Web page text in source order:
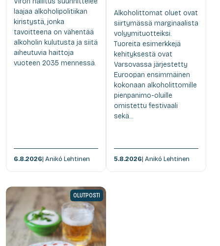
laajaa alkoholipolitiikan
kiristystä, jonka
tavoitteena on vähentää
alkoholin kulutusta ja siitä
aiheutuvia haittoja
vuoteen 2035 mennessä.
6.8.2026| Anikó Lehtinen
Alkoholittomat oluet ovat
siirtymässä marginaalista
volyymituotteiksi.
Tuoreita esimerkkejä
kehityksestä ovat
Varsovassa järjestetty
Euroopan ensimmäinen
kokonaan alkoholittomille
pienpanimo-oluille
omistettu festivaali
sekä...
5.8.2026| Anikó Lehtinen
OLUTPOSTI